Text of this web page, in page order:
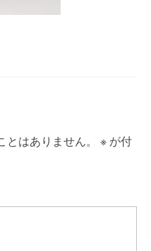
はありません。 ※ が付